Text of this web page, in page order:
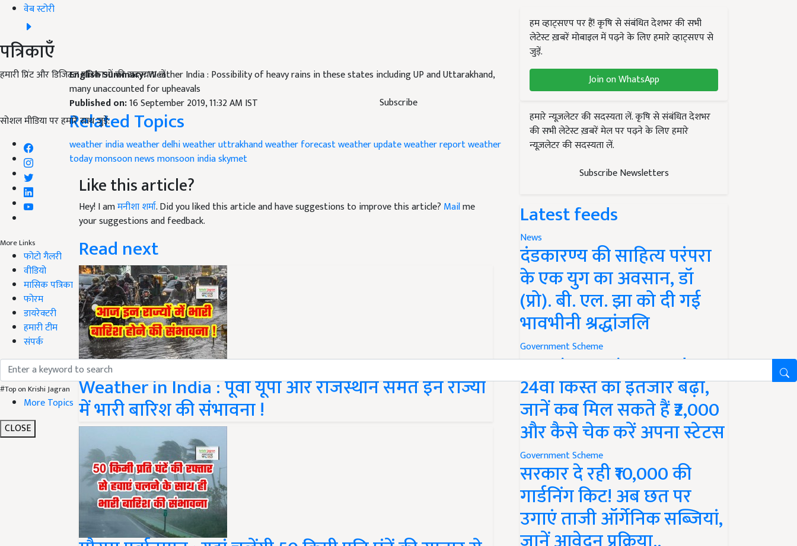
वेब स्टोरी
पत्रिकाएँ
हमारी प्रिंट और डिजिटल पत्रिकाओं की सदस्यता लें
Subscribe
सोशल मीडिया पर हमारे साथ जुड़ें:
More Links
फोटो गैलरी
वीडियो
मासिक पत्रिका
फोरम
डायरेक्टरी
हमारी टीम
संपर्क
#Top on Krishi Jagran
More Topics
CLOSE
English Summary:Weather India : Possibility of heavy rains in these states including UP and Uttarakhand,
many unaccounted for upheavals
Published on:16 September 2019, 11:32 AM IST
Related Topics
weather indiaweather delhiweather uttrakhandweather forecastweather updateweather reportweather
todaymonsoon newsmonsoon indiaskymet
Like this article?
Hey! I amमनीशा शर्मा. Did you liked this article and have suggestions to improve this article? Mailme
your suggestions and feedback.
Read next
Weather in India : पूर्वी यूपी और राजस्थान समेत इन राज्यों
में भारी बारिश की संभावना !
हम व्हाट्सएप पर हैं! कृषि से संबंधित देशभर की सभी
लेटेस्ट ख़बरें मोबाइल में पढ़ने के लिए हमारे व्हाट्सएप से
जुड़ें.
Join on WhatsApp
हमारे न्यूज़लेटर की सदस्यता लें. कृषि से संबंधित देशभर
की सभी लेटेस्ट ख़बरें मेल पर पढ़ने के लिए हमारे
न्यूज़लेटर की सदस्यता लें.
Subscribe Newsletters
Latest feeds
News
दंडकारण्य की साहित्य परंपरा
के एक युग का अवसान, डॉ
(प्रो). बी. एल. झा को दी गई
भावभीनी श्रद्धांजलि
Government Scheme
PM Kisan Yojana Update:
24वीं किस्त का इंतजार बढ़ा,
जानें कब मिल सकते हैं ₹2,000
और कैसे चेक करें अपना स्टेटस
Government Scheme
सरकार दे रही ₹10,000 की
गार्डनिंग किट! अब छत पर
उगाएं ताजी ऑर्गेनिक सब्जियां,